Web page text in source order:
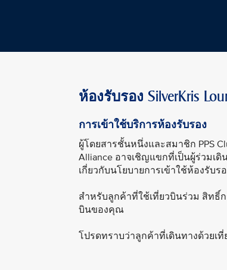
ห้องรับรอง SilverKris
การเข้าใช้บริการห้องรับรอง
ผู้โดยสารชั้นหนึ่งและสมาชิก PPS
Alliance อาจเชิญแขกที่เป็นผู้ร่วมเ
เกี่ยวกับนโยบายการเข้าใช้ห้องรับร
สำหรับลูกค้าที่ใช้เที่ยวบินร่วม สิทธิ์
บินของคุณ
โปรดทราบว่าลูกค้าที่เดินทางด้วยเ